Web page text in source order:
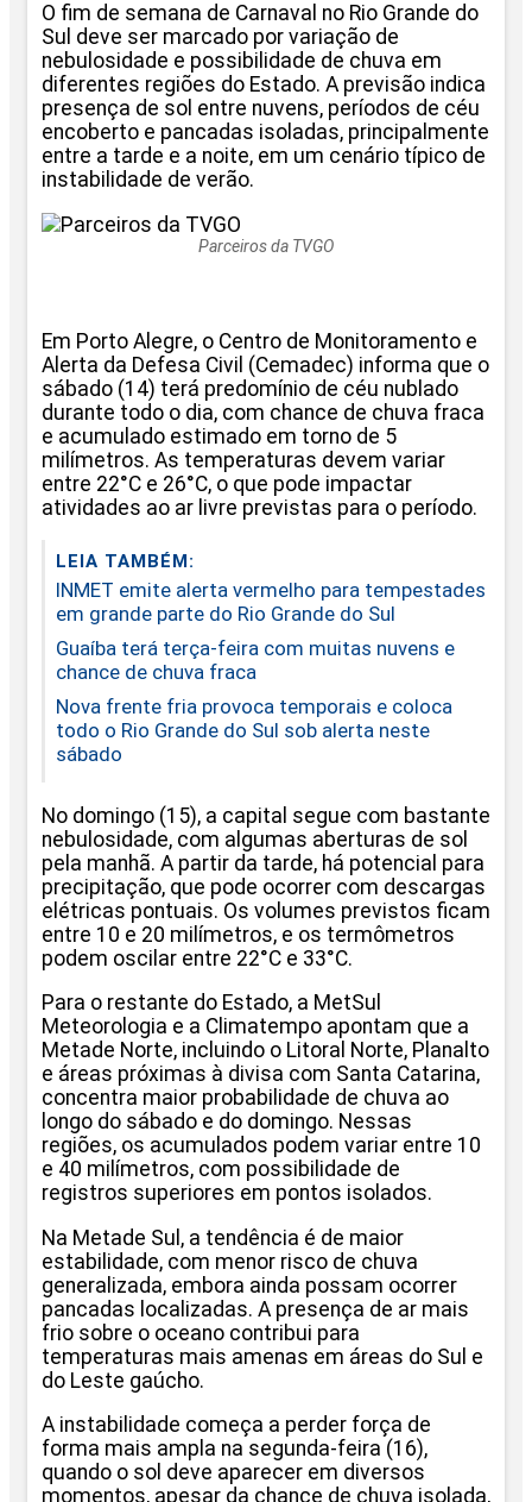
O fim de semana de Carnaval no Rio Grande do
Sul deve ser marcado por variação de
nebulosidade e possibilidade de chuva em
diferentes regiões do Estado. A previsão indica
presença de sol entre nuvens, períodos de céu
encoberto e pancadas isoladas, principalmente
entre a tarde e a noite, em um cenário típico de
instabilidade de verão.
Parceiros da TVGO
Em Porto Alegre, o Centro de Monitoramento e
Alerta da Defesa Civil (Cemadec) informa que o
sábado (14) terá predomínio de céu nublado
durante todo o dia, com chance de chuva fraca
e acumulado estimado em torno de 5
milímetros. As temperaturas devem variar
entre 22°C e 26°C, o que pode impactar
atividades ao ar livre previstas para o período.
LEIA TAMBÉM:
INMET emite alerta vermelho para tempestades
em grande parte do Rio Grande do Sul
Guaíba terá terça-feira com muitas nuvens e
chance de chuva fraca
Nova frente fria provoca temporais e coloca
todo o Rio Grande do Sul sob alerta neste
sábado
No domingo (15), a capital segue com bastante
nebulosidade, com algumas aberturas de sol
pela manhã. A partir da tarde, há potencial para
precipitação, que pode ocorrer com descargas
elétricas pontuais. Os volumes previstos ficam
entre 10 e 20 milímetros, e os termômetros
podem oscilar entre 22°C e 33°C.
Para o restante do Estado, a MetSul
Meteorologia e a Climatempo apontam que a
Metade Norte, incluindo o Litoral Norte, Planalto
e áreas próximas à divisa com Santa Catarina,
concentra maior probabilidade de chuva ao
longo do sábado e do domingo. Nessas
regiões, os acumulados podem variar entre 10
e 40 milímetros, com possibilidade de
registros superiores em pontos isolados.
Na Metade Sul, a tendência é de maior
estabilidade, com menor risco de chuva
generalizada, embora ainda possam ocorrer
pancadas localizadas. A presença de ar mais
frio sobre o oceano contribui para
temperaturas mais amenas em áreas do Sul e
do Leste gaúcho.
A instabilidade começa a perder força de
forma mais ampla na segunda-feira (16),
quando o sol deve aparecer em diversos
momentos, apesar da chance de chuva isolada,